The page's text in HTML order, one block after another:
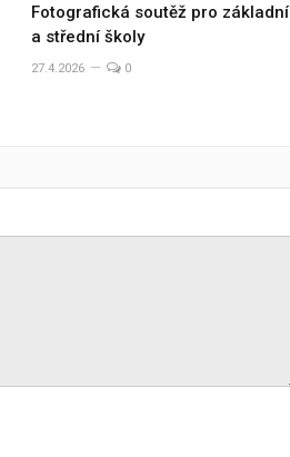
Fotografická soutěž pro základní
a střední školy
27.4.2026 0